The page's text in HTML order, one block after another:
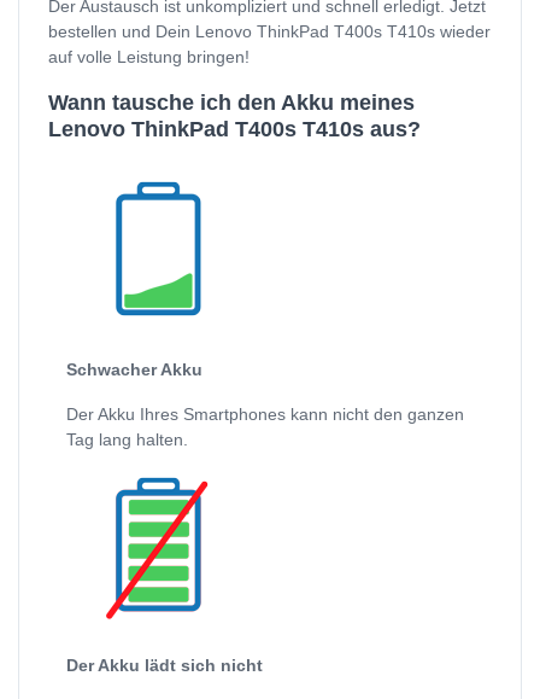
Der Austausch ist unkompliziert und schnell erledigt. Jetzt
bestellen und Dein Lenovo ThinkPad T400s T410s wieder
auf volle Leistung bringen!
Wann tausche ich den Akku meines
Lenovo ThinkPad T400s T410s aus?
Schwacher Akku
Der Akku Ihres Smartphones kann nicht den ganzen
Tag lang halten.
Der Akku lädt sich nicht